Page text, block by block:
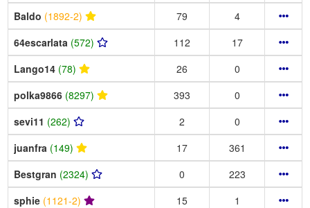
Baldo (1892-2) 79
4
64escarlata (572) 112
17
Lango14 (78) 26
0
polka9866 (8297) 393
0
sevi11 (262) 2
0
juanfra (149) 17
361
Bestgran (2324) 0
223
sphie (1121-2) 15
1